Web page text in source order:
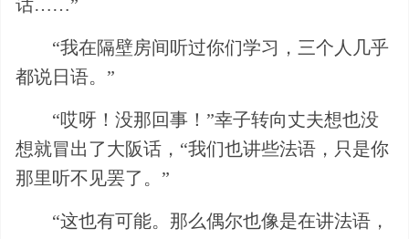
话……”
“我在隔壁房间听过你们学习，三个人几乎
都说日语。”
“哎呀！没那回事！”幸子转向丈夫想也没
想就冒出了大阪话，“我们也讲些法语，只是你
那里听不见罢了。”
“这也有可能。那么偶尔也像是在讲法语，